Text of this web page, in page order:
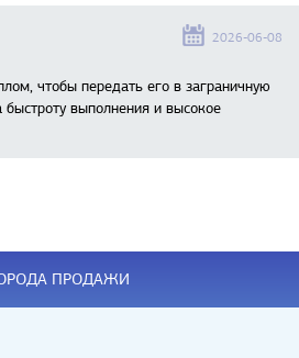
2026-06-08
чтобы передать его в заграничную
выполнения и высокое
ПРОДАЖИ